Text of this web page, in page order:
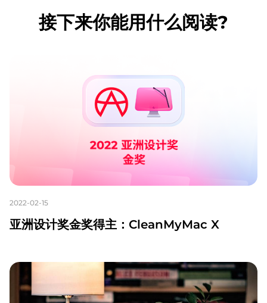
接下来你能用什么阅读?
2022-02-15
亚洲设计奖金奖得主：CleanMyMac X